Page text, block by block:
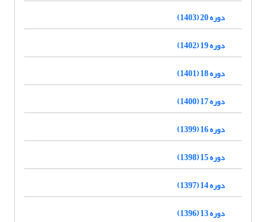
دوره 20 (1403)
دوره 19 (1402)
دوره 18 (1401)
دوره 17 (1400)
دوره 16 (1399)
دوره 15 (1398)
دوره 14 (1397)
دوره 13 (1396)